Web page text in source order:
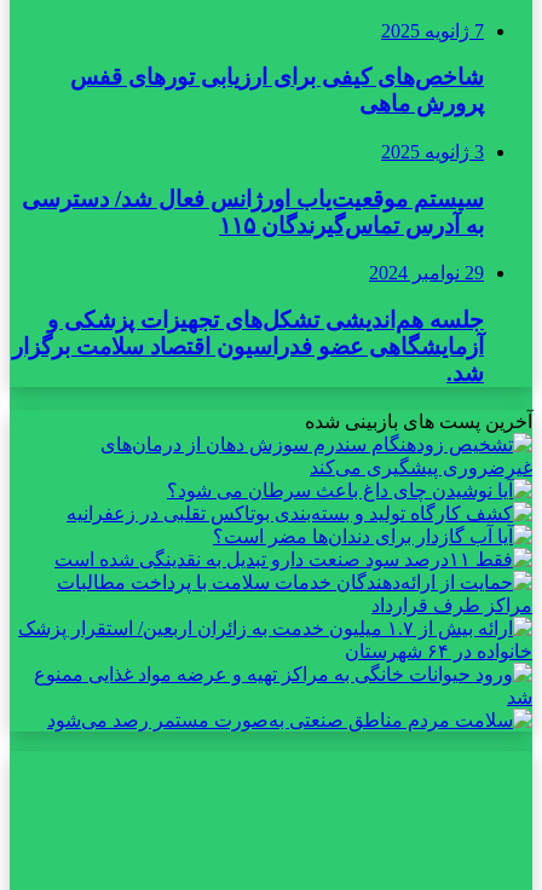
7 ژانویه 2025
شاخص‌های کیفی برای ارزیابی تورهای قفس
پرورش ماهی
3 ژانویه 2025
سیستم موقعیت‌یاب اورژانس فعال شد/ دسترسی
به آدرس تماس‌گیرندگان ۱۱۵
29 نوامبر 2024
جلسه هم‌اندیشی تشکل‌های تجهیزات پزشکی و
آزمایشگاهی عضو فدراسیون اقتصاد سلامت برگزار
شد.
آخرین پست های بازبینی شده